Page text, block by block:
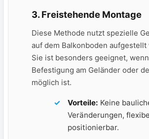
3.Freistehende Montage
Diese Methode nutzt ⁣spezielle
auf dem Balkonboden‌ aufgestellt
Sie ⁤ist besonders‌ geeignet,
Befestigung⁣ am⁤ Geländer ⁣oder
möglich ist.
Vorteile: Keine
Veränderungen,
positionierbar.